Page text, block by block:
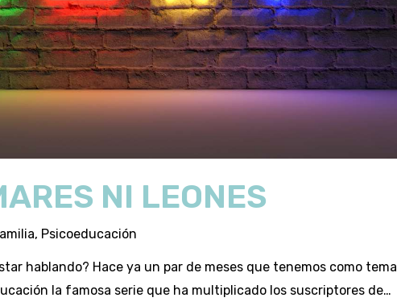
NI LEONES
, Psicoeducación
hablando? Hace ya un par de meses que tenemos como tema
la famosa serie que ha multiplicado los suscriptores de…